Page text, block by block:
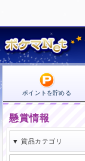
ポイントを貯める
懸賞情報